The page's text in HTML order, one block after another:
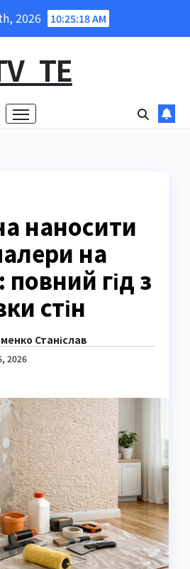
2026 10:25:19 AM
наносити
на
повний гід з
стін
Станіслав
2026